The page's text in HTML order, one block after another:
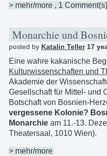
> mehr/more , 1 Comment(s)
Monarchie und
posted by Katalin Teller17
Eine wahre kakanische
Kulturwissenschaften und
Akademie der
Gesellschaft für Mittel- und
Botschaft von Bosnien-
vergessene Kolonie?
Monarchie am 11.-13.
Theatersaal, 1010 Wien).
> mehr/more